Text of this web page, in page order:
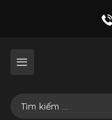
Tìm
kiếm: